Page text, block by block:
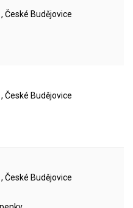
České Budějovice
České Budějovice
České Budějovice